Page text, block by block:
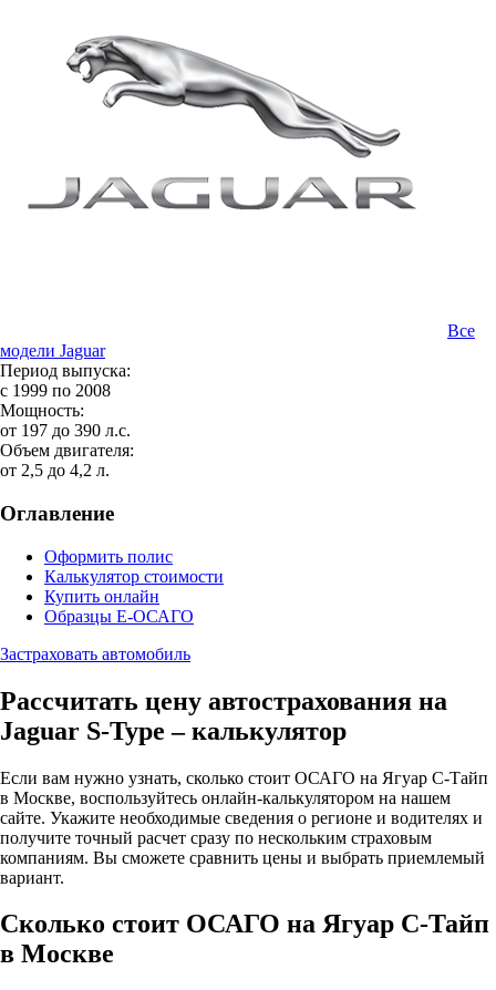
Все
модели Jaguar
Период выпуска:
с 1999 по 2008
Мощность:
от 197 до 390 л.с.
Объем двигателя:
от 2,5 до 4,2 л.
Оглавление
Оформить полис
Калькулятор стоимости
Купить онлайн
Образцы Е-ОСАГО
Застраховать автомобиль
Рассчитать цену автострахования на
Jaguar S-Type – калькулятор
Если вам нужно узнать, сколько стоит ОСАГО на Ягуар С-Тайп
в Москве, воспользуйтесь онлайн-калькулятором на нашем
сайте. Укажите необходимые сведения о регионе и водителях и
получите точный расчет сразу по нескольким страховым
компаниям. Вы сможете сравнить цены и выбрать приемлемый
вариант.
Сколько стоит ОСАГО на Ягуар С-Тайп
в Москве